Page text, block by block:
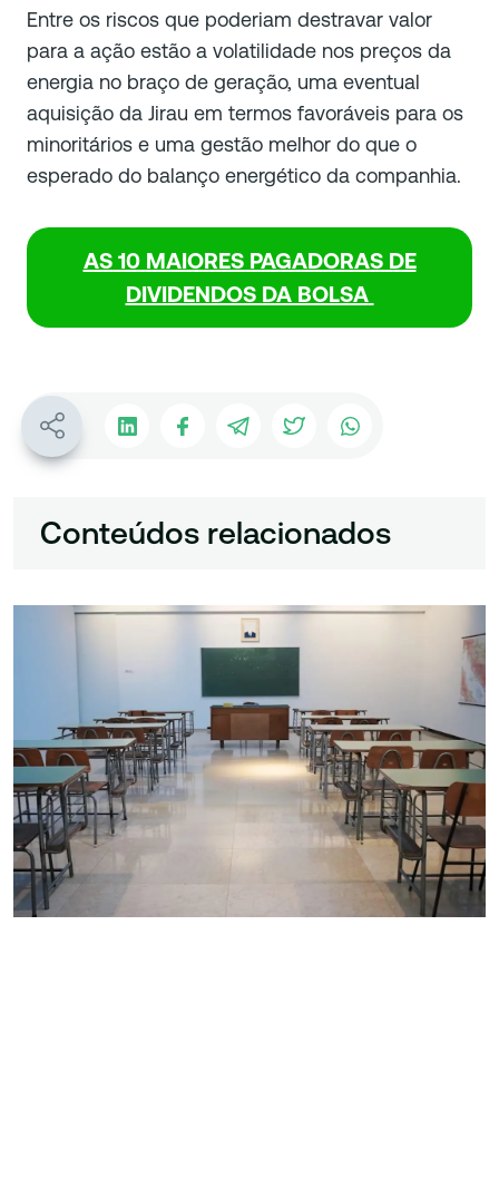
Entre os riscos que poderiam destravar valor
para a ação estão a volatilidade nos preços da
energia no braço de geração, uma eventual
aquisição da Jirau em termos favoráveis para os
minoritários e uma gestão melhor do que o
esperado do balanço energético da companhia.
AS 10 MAIORES PAGADORAS DE
DIVIDENDOS DA BOLSA
Conteúdos relacionados